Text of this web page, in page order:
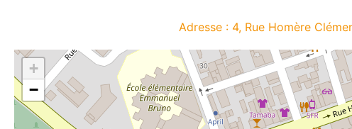
Adresse : 4, Rue Homère
+
−